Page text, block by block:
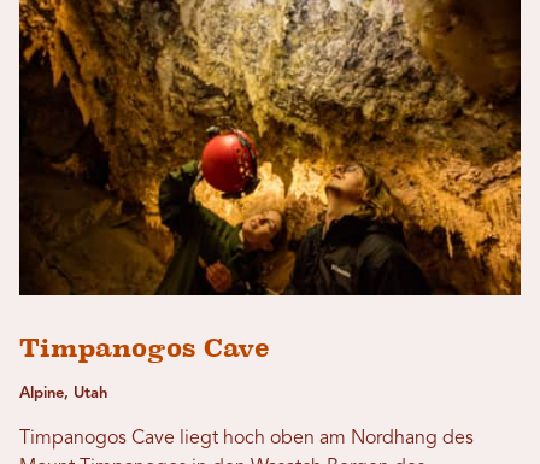
Timpanogos Cave
Alpine, Utah
Timpanogos Cave liegt hoch oben am Nordhang des